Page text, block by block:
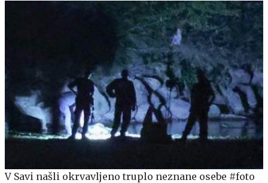
V Savi našli okrvavljeno truplo neznane osebe #foto